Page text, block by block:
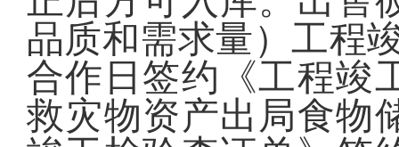
品质和需求量）工程
合作日签约《工程竣
救灾物资产出局食物